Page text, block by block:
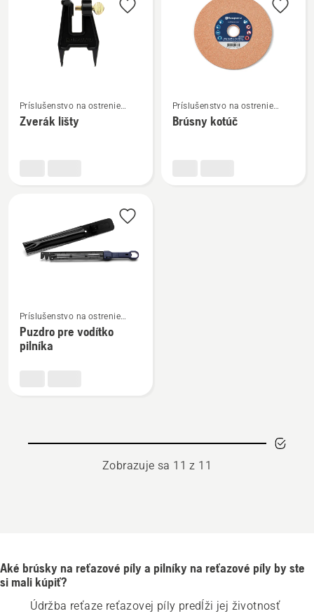
viac
podrobností
Príslušenstvo na ostrenie
reťazovej píly
Zverák lišty
viac
podrobností
Príslušenstvo na ostrenie
reťazovej píly
Brúsny kotúč
viac
podrobností
Príslušenstvo na ostrenie
reťazovej píly
Puzdro pre vodítko
pilníka
Zobrazuje sa 11 z 11
Aké brúsky na reťazové píly a pilníky na reťazové píly by ste
si mali kúpiť?
Údržba reťaze reťazovej píly predĺži jej životnosť